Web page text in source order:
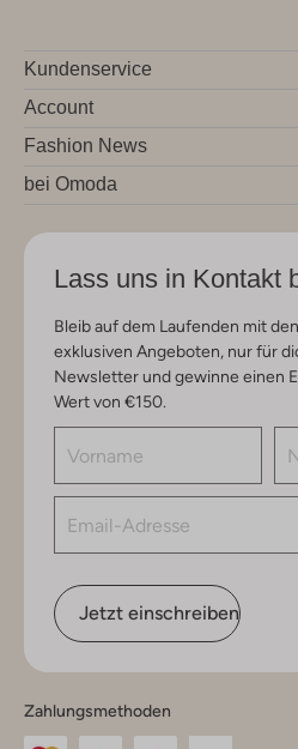
Kundenservice
Account
Fashion News
bei Omoda
Lass uns in Kontakt
Bleib auf dem Laufenden mit
exklusiven Angeboten, nur für
Newsletter und gewinne einen
Wert von €150.
Jetzt einschreiben
Zahlungsmethoden